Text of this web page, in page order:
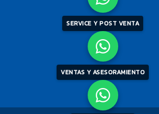
SERVICE Y POST VENTA
VENTAS Y ASESORAMIENTO